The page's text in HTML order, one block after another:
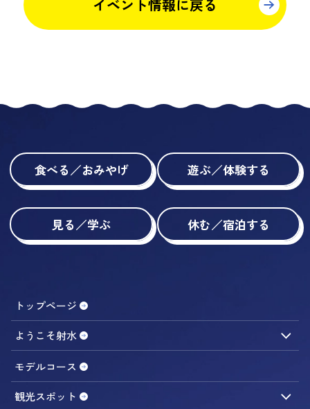
イベント情報に戻る
食べる／おみやげ 遊ぶ／体験する
見る／学ぶ 休む／宿泊する
トップページ
ようこそ射水
モデルコース
観光スポット